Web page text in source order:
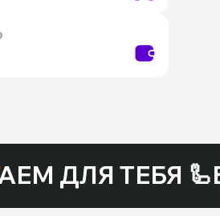
ДЛЯ ТЕБЯ 🦾